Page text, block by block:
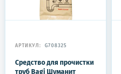
АРТИКУЛ: G708325
Средство для прочистки
труб Bagi Шуманит